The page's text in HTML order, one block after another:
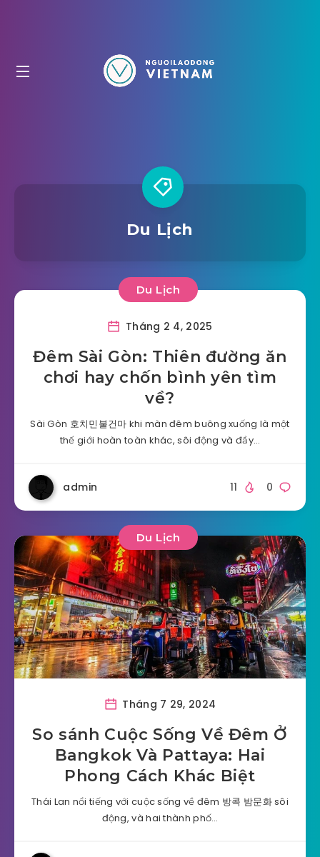
Du Lịch
Du Lịch
Tháng 2 4, 2025
Đêm Sài Gòn: Thiên đường ăn
chơi hay chốn bình yên tìm
về?
Sài Gòn 호치민불건마 khi màn đêm buông xuống là một
thế giới hoàn toàn khác, sôi động và đầy…
admin 0
11
Du Lịch
Tháng 7 29, 2024
So sánh Cuộc Sống Về Đêm Ở
Bangkok Và Pattaya: Hai
Phong Cách Khác Biệt
Thái Lan nổi tiếng với cuộc sống về đêm 방콕 밤문화 sôi
động, và hai thành phố…